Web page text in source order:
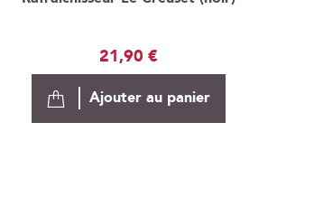
21,90 €
Ajouter au panier